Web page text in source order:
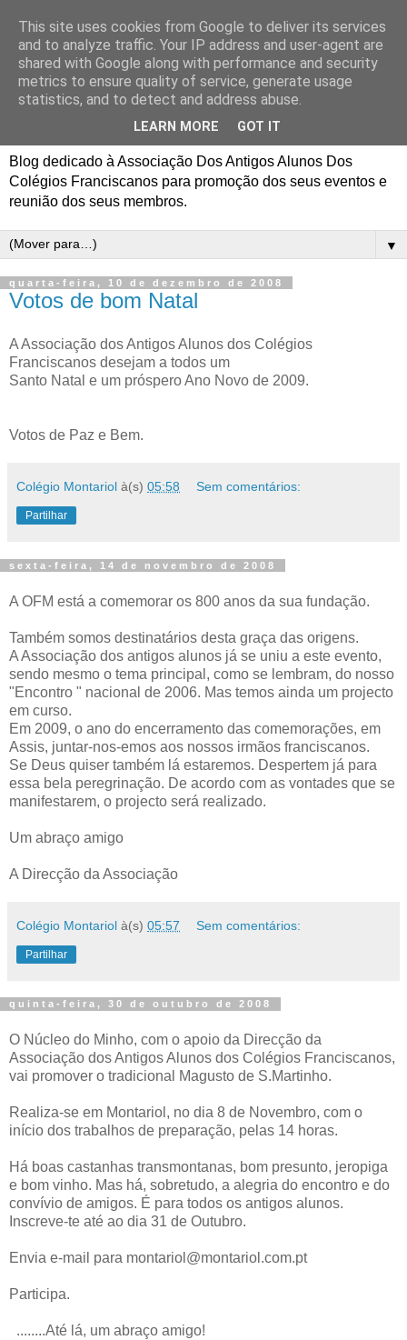
Associação Dos Antigos
Alunos Dos Colégios
Franciscanos
Blog dedicado à Associação Dos Antigos Alunos Dos
Colégios Franciscanos para promoção dos seus eventos e
reunião dos seus membros.
▼
quarta-feira, 10 de dezembro de 2008
Votos de bom Natal
A Associação dos Antigos Alunos dos Colégios
Franciscanos desejam a todos um
Santo Natal e um próspero Ano Novo de 2009.
Votos de Paz e Bem.
Colégio Montariol à(s) 05:58 Sem comentários:
Partilhar
sexta-feira, 14 de novembro de 2008
A OFM está a comemorar os 800 anos da sua fundação.
Também somos destinatários desta graça das origens.
A Associação dos antigos alunos já se uniu a este evento,
sendo mesmo o tema principal, como se lembram, do nosso
"Encontro " nacional de 2006. Mas temos ainda um projecto
em curso.
Em 2009, o ano do encerramento das comemorações, em
Assis, juntar-nos-emos aos nossos irmãos franciscanos.
Se Deus quiser também lá estaremos. Despertem já para
essa bela peregrinação. De acordo com as vontades que se
manifestarem, o projecto será realizado.
Um abraço amigo
A Direcção da Associação
Colégio Montariol à(s) 05:57 Sem comentários:
Partilhar
quinta-feira, 30 de outubro de 2008
O Núcleo do Minho, com o apoio da Direcção da
Associação dos Antigos Alunos dos Colégios Franciscanos,
vai promover o tradicional Magusto de S.Martinho.
Realiza-se em Montariol, no dia 8 de Novembro, com o
início dos trabalhos de preparação, pelas 14 horas.
Há boas castanhas transmontanas, bom presunto, jeropiga
e bom vinho. Mas há, sobretudo, a alegria do encontro e do
convívio de amigos. É para todos os antigos alunos.
Inscreve-te até ao dia 31 de Outubro.
Envia e-mail para montariol@montariol.com.pt
Participa.
........Até lá, um abraço amigo!
This site uses cookies from Google to deliver its services
and to analyze traffic. Your IP address and user-agent are
shared with Google along with performance and security
metrics to ensure quality of service, generate usage
statistics, and to detect and address abuse.
LEARN MORE GOT IT